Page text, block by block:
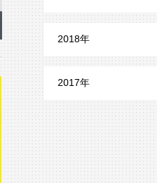
4月 (3)
3月 (2)
2月 (2)
1月 (2)
6月 (5)
5月 (7)
4月 (10)
3月 (10)
2月 (8)
1月 (6)
7月 (8)
6月 (8)
5月 (6)
4月 (7)
3月 (5)
2月 (6)
7月 (4)
6月 (3)
5月 (8)
4月 (17)
9月 (22)
7月 (19)
6月 (21)
5月 (18)
11月 (13)
9月 (21)
8月 (18)
7月 (24)
6月 (25)
12月 (19)
11月 (21)
9月 (21)
8月 (16)
2018年
12月 (24)
11月 (29)
10月 (26)
9月 (24)
2017年
12月 (13)
11月 (10)